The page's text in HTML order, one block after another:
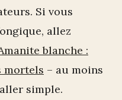
Si vous
allez
blanche :
mortels – au moins
simple.